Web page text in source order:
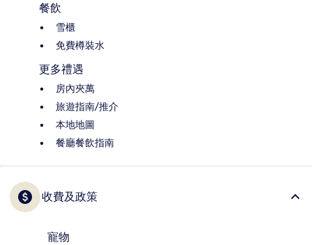
餐飲
雪櫃
免費樽裝水
更多禮遇
房內夾萬
旅遊指南/推介
本地地圖
餐廳餐飲指南
收費及政策
寵物